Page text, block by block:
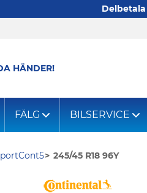
HÄNDER!
FÄLG BILSERVICE
245/45 R18 96Y